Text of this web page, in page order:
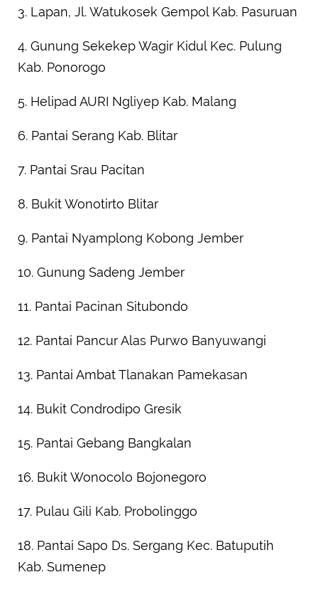
3. Lapan, Jl. Watukosek Gempol Kab. Pasuruan
4. Gunung Sekekep Wagir Kidul Kec. Pulung
Kab. Ponorogo
5. Helipad AURI Ngliyep Kab. Malang
6. Pantai Serang Kab. Blitar
7. Pantai Srau Pacitan
8. Bukit Wonotirto Blitar
9. Pantai Nyamplong Kobong Jember
10. Gunung Sadeng Jember
11. Pantai Pacinan Situbondo
12. Pantai Pancur Alas Purwo Banyuwangi
13. Pantai Ambat Tlanakan Pamekasan
14. Bukit Condrodipo Gresik
15. Pantai Gebang Bangkalan
16. Bukit Wonocolo Bojonegoro
17. Pulau Gili Kab. Probolinggo
18. Pantai Sapo Ds. Sergang Kec. Batuputih
Kab. Sumenep